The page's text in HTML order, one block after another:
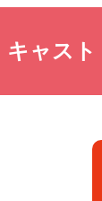
キャス